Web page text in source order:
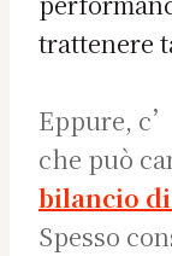
trattenere
Eppure,
che può
bilancio
Spesso